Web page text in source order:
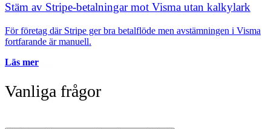
Stäm av Stripe-betalningar mot Visma utan kalkylark
För företag där Stripe ger bra betalflöde men avstämningen i Visma
fortfarande är manuell.
Läs mer
Vanliga frågor